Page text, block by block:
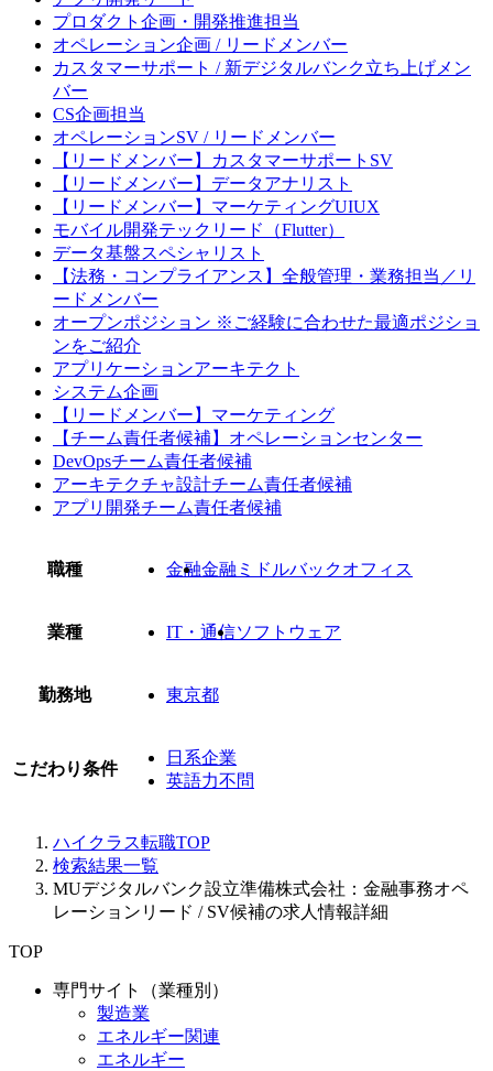
プロダクト企画・開発推進担当
オペレーション企画 / リードメンバー
カスタマーサポート / 新デジタルバンク立ち上げメン
バー
CS企画担当
オペレーションSV / リードメンバー
【リードメンバー】カスタマーサポートSV
【リードメンバー】データアナリスト
【リードメンバー】マーケティングUIUX
モバイル開発テックリード（Flutter）
データ基盤スペシャリスト
【法務・コンプライアンス】全般管理・業務担当／リ
ードメンバー
オープンポジション ※ご経験に合わせた最適ポジショ
ンをご紹介
アプリケーションアーキテクト
システム企画
【リードメンバー】マーケティング
【チーム責任者候補】オペレーションセンター
DevOpsチーム責任者候補
アーキテクチャ設計チーム責任者候補
アプリ開発チーム責任者候補
職種 金融金融ミドルバックオフィス
業種 IT・通信ソフトウェア
勤務地 東京都
こだわり条件
日系企業
英語力不問
ハイクラス転職TOP
検索結果一覧
MUデジタルバンク設立準備株式会社：金融事務オペ
レーションリード / SV候補の求人情報詳細
TOP
専門サイト（業種別）
製造業
エネルギー関連
エネルギー